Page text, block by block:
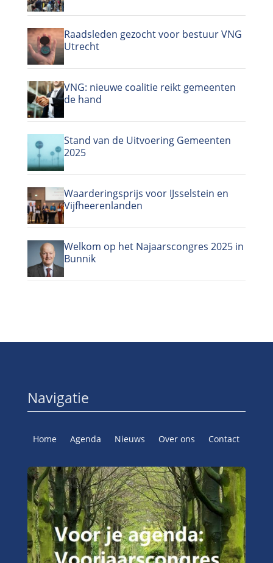
Raadsleden gezocht voor bestuur VNG
Utrecht
VNG: nieuwe coalitie reikt gemeenten
de hand
Stand van de Uitvoering Gemeenten
2025
Waarderingsprijs voor IJsselstein en
Vijfheerenlanden
Welkom op het Najaarscongres 2025 in
Bunnik
Navigatie
Home Agenda Nieuws Over ons Contact